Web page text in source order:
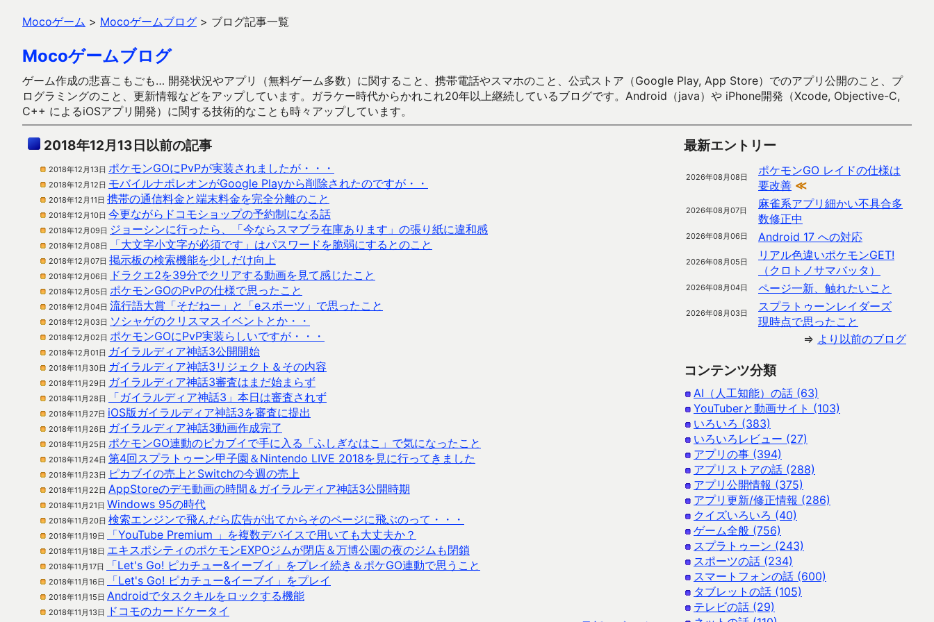
Mocoゲーム > Mocoゲームブログ > ブログ記事一覧
Mocoゲームブログ
ゲーム作成の悲喜こもごも… 開発状況やアプリ（無料ゲーム多数）に関すること、携帯電話やスマホのこと、公式ストア（Google Play, App Store）でのアプリ公開のこと、プ
ログラミングのこと、更新情報などをアップしています。ガラケー時代からかれこれ20年以上継続しているブログです。Android（java）や iPhone開発（Xcode, Objective-C,
C++ によるiOSアプリ開発）に関する技術的なことも時々アップしています。
2018年12月13日以前の記事
2018年12月13日 ポケモンGOにPvPが実装されましたが・・・
2018年12月12日 モバイルナポレオンがGoogle Playから削除されたのですが・・
2018年12月11日 携帯の通信料金と端末料金を完全分離のこと
2018年12月10日 今更ながらドコモショップの予約制になる話
2018年12月09日 ジョーシンに行ったら、「今ならスマブラ在庫あります」の張り紙に違和感
2018年12月08日 「大文字小文字が必須です」はパスワードを脆弱にするとのこと
2018年12月07日 掲示板の検索機能を少しだけ向上
2018年12月06日 ドラクエ2を39分でクリアする動画を見て感じたこと
2018年12月05日 ポケモンGOのPvPの仕様で思ったこと
2018年12月04日 流行語大賞「そだねー」と「eスポーツ」で思ったこと
2018年12月03日 ソシャゲのクリスマスイベントとか・・
2018年12月02日 ポケモンGOにPvP実装らしいですが・・・
2018年12月01日 ガイラルディア神話3公開開始
2018年11月30日 ガイラルディア神話3リジェクト＆その内容
2018年11月29日 ガイラルディア神話3審査はまだ始まらず
2018年11月28日 「ガイラルディア神話3」本日は審査されず
2018年11月27日 iOS版ガイラルディア神話3を審査に提出
2018年11月26日 ガイラルディア神話3動画作成完了
2018年11月25日 ポケモンGO連動のピカブイで手に入る「ふしぎなはこ」で気になったこと
2018年11月24日 第4回スプラトゥーン甲子園＆Nintendo LIVE 2018を見に行ってきました
2018年11月23日 ピカブイの売上とSwitchの今週の売上
2018年11月22日 AppStoreのデモ動画の時間＆ガイラルディア神話3公開時期
2018年11月21日 Windows 95の時代
2018年11月20日 検索エンジンで飛んだら広告が出てからそのページに飛ぶのって・・・
2018年11月19日 「YouTube Premium 」を複数デバイスで用いても大丈夫か？
2018年11月18日 エキスポシティのポケモンEXPOジムが閉店＆万博公園の夜のジムも閉鎖
2018年11月17日 「Let's Go! ピカチュー&イーブイ」をプレイ続き＆ポケGO連動で思うこと
2018年11月16日 「Let's Go! ピカチュー&イーブイ」をプレイ
2018年11月15日 Androidでタスクキルをロックする機能
2018年11月13日
ドコモのカードケータイ
最新エントリー
2026年08月08日
ポケモンGO レイドの仕様は
要改善 ≪
2026年08月07日
麻雀系アプリ細かい不具合多
数修正中
2026年08月06日 Android 17 への対応
2026年08月05日
リアル色違いポケモンGET!
（クロトノサマバッタ）
2026年08月04日 ページ一新、触れたいこと
2026年08月03日
スプラトゥーンレイダーズ
現時点で思ったこと
⇒ より以前のブログ
コンテンツ分類
AI（人工知能）の話 (63)
YouTuberと動画サイト (103)
いろいろ (383)
いろいろレビュー (27)
アプリの事 (394)
アプリストアの話 (288)
アプリ公開情報 (375)
アプリ更新/修正情報 (286)
クイズいろいろ (40)
ゲーム全般 (756)
スプラトゥーン (243)
スポーツの話 (234)
スマートフォンの話 (600)
タブレットの話 (105)
テレビの話 (29)